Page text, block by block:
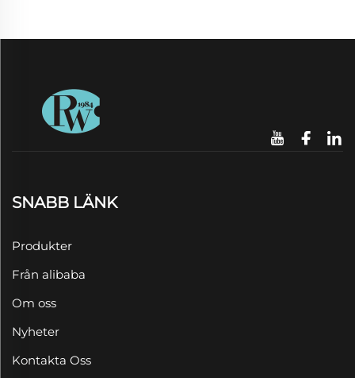
SNABB LÄNK
Produkter
Från alibaba
Om oss
Nyheter
Kontakta Oss